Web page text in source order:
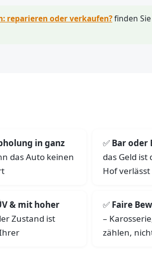
reparieren oder verkaufen?finden
in ganz
das Auto keinen
Bar oder
das Geld ist
Hof verlässt
& mit hoher
Zustand ist
Faire
–
zählen,